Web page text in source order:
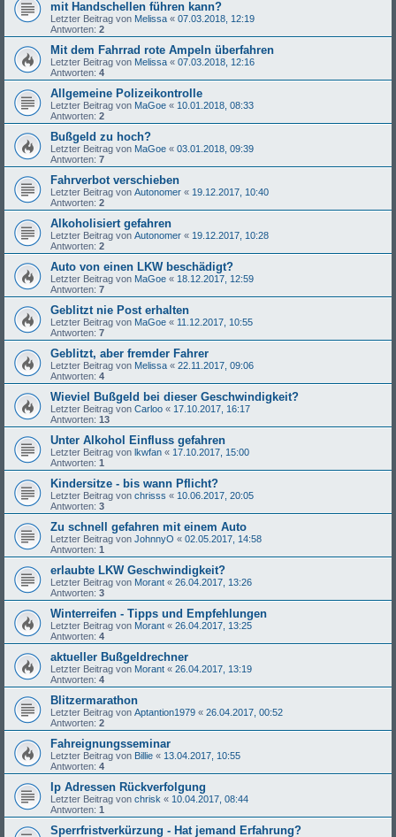
mit Handschellen führen kann?
Letzter Beitrag von Melissa « 07.03.2018, 12:19
Antworten: 2
Mit dem Fahrrad rote Ampeln überfahren
Letzter Beitrag von Melissa « 07.03.2018, 12:16
Antworten: 4
Allgemeine Polizeikontrolle
Letzter Beitrag von MaGoe « 10.01.2018, 08:33
Antworten: 2
Bußgeld zu hoch?
Letzter Beitrag von MaGoe « 03.01.2018, 09:39
Antworten: 7
Fahrverbot verschieben
Letzter Beitrag von Autonomer « 19.12.2017, 10:40
Antworten: 2
Alkoholisiert gefahren
Letzter Beitrag von Autonomer « 19.12.2017, 10:28
Antworten: 2
Auto von einen LKW beschädigt?
Letzter Beitrag von MaGoe « 18.12.2017, 12:59
Antworten: 7
Geblitzt nie Post erhalten
Letzter Beitrag von MaGoe « 11.12.2017, 10:55
Antworten: 7
Geblitzt, aber fremder Fahrer
Letzter Beitrag von Melissa « 22.11.2017, 09:06
Antworten: 4
Wieviel Bußgeld bei dieser Geschwindigkeit?
Letzter Beitrag von Carloo « 17.10.2017, 16:17
Antworten: 13
Unter Alkohol Einfluss gefahren
Letzter Beitrag von lkwfan « 17.10.2017, 15:00
Antworten: 1
Kindersitze - bis wann Pflicht?
Letzter Beitrag von chrisss « 10.06.2017, 20:05
Antworten: 3
Zu schnell gefahren mit einem Auto
Letzter Beitrag von JohnnyO « 02.05.2017, 14:58
Antworten: 1
erlaubte LKW Geschwindigkeit?
Letzter Beitrag von Morant « 26.04.2017, 13:26
Antworten: 3
Winterreifen - Tipps und Empfehlungen
Letzter Beitrag von Morant « 26.04.2017, 13:25
Antworten: 4
aktueller Bußgeldrechner
Letzter Beitrag von Morant « 26.04.2017, 13:19
Antworten: 4
Blitzermarathon
Letzter Beitrag von Aptantion1979 « 26.04.2017, 00:52
Antworten: 2
Fahreignungsseminar
Letzter Beitrag von Billie « 13.04.2017, 10:55
Antworten: 4
Ip Adressen Rückverfolgung
Letzter Beitrag von chrisk « 10.04.2017, 08:44
Antworten: 1
Sperrfristverkürzung - Hat jemand Erfahrung?